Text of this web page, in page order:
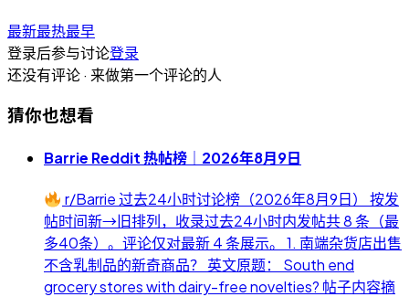
最新最热最早
登录后参与讨论登录
还没有评论 · 来做第一个评论的人
猜你也想看
Barrie Reddit 热帖榜｜2026年8月9日
r/Barrie 过去24小时讨论榜（2026年8月9日） 按发
帖时间新→旧排列，收录过去24小时内发帖共 8 条（最
多40条）。评论仅对最新 4 条展示。 1. 南端杂货店出售
不含乳制品的新奇商品？ 英文原题： South end
grocery stores with dairy-free novelties? 帖子内容摘